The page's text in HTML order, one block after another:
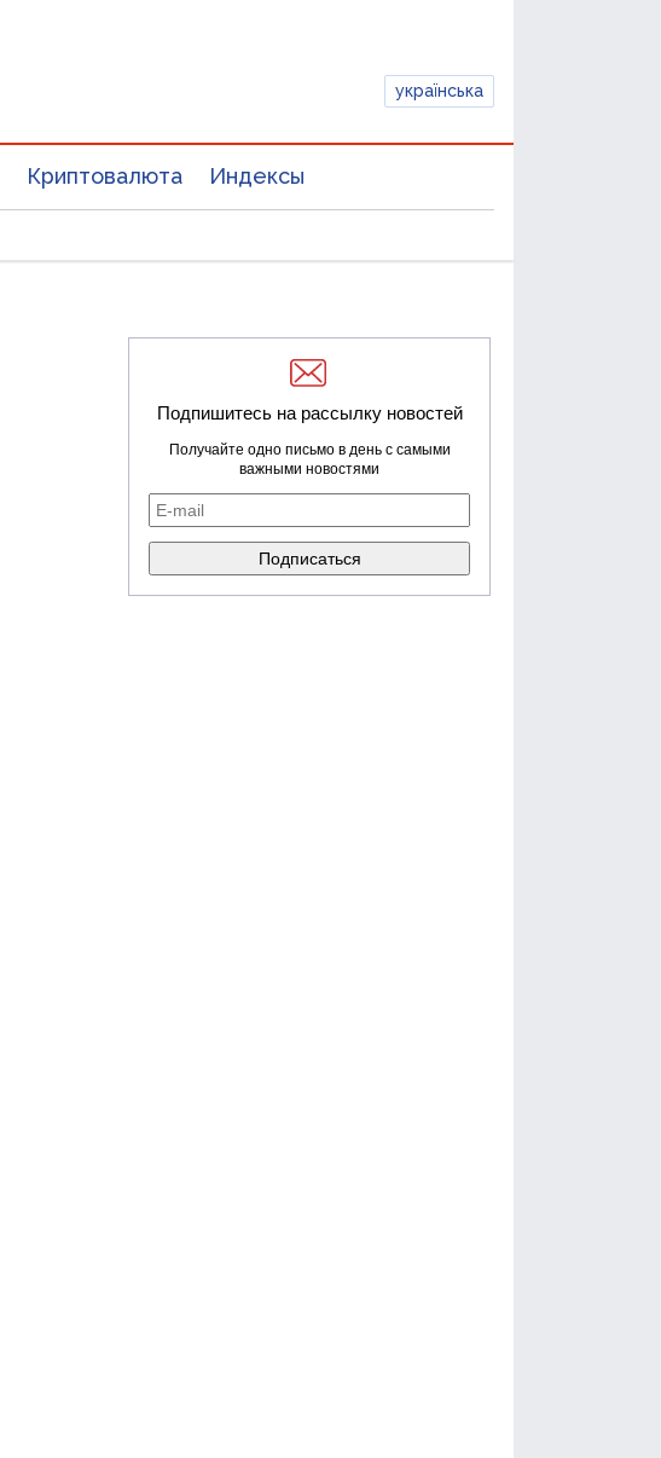
українська
Криптовалюта Индексы
Подпишитесь на рассылку новостей
Получайте одно письмо в день с самыми
важными новостями